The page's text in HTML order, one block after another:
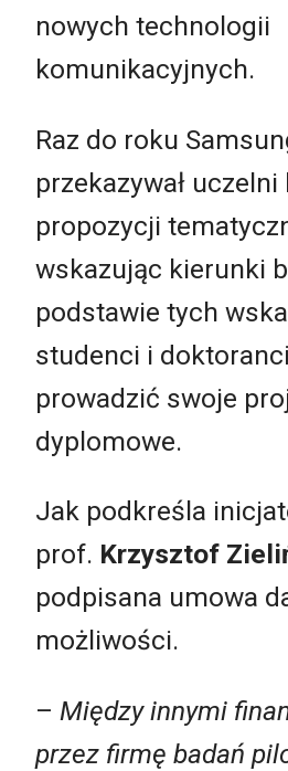
nowych technologii
komunikacyjnych.
Raz do roku
przekazywał uczelni
propozycji
wskazując kierunki
podstawie tych
studenci i
prowadzić swoje
dyplomowe.
Jak podkreśla
prof. Krzysztof
podpisana umowa
możliwości.
– Między innymi
przez firmę badań